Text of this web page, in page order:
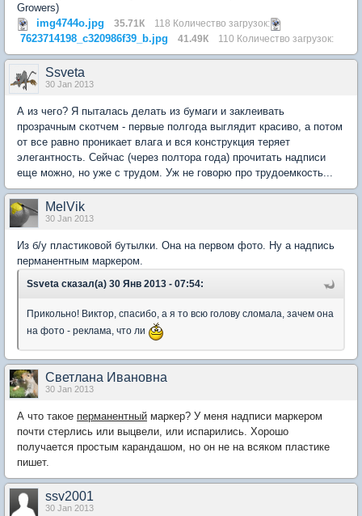
Growers)
img4744o.jpg
35.71К 118 Количество загрузок:
7623714198_c320986f39_b.jpg 41.49К 110 Количество загрузок:
Ssveta
30 Jan 2013
А из чего? Я пыталась делать из бумаги и заклеивать
прозрачным скотчем - первые полгода выглядит красиво, а потом
от все равно проникает влага и вся конструкция теряет
элегантность. Сейчас (через полтора года) прочитать надписи
еще можно, но уже с трудом. Уж не говорю про трудоемкость...
MelVik
30 Jan 2013
Из б/у пластиковой бутылки. Она на первом фото. Ну а надпись
перманентным маркером.
Ssveta сказал(а) 30 Янв 2013 - 07:54:
Прикольно! Виктор, спасибо, а я то всю голову сломала, зачем она
на фото - реклама, что ли
Светлана Ивановна
30 Jan 2013
А что такое перманентный маркер? У меня надписи маркером
почти стерлись или выцвели, или испарились. Хорошо
получается простым карандашом, но он не на всяком пластике
пишет.
ssv2001
30 Jan 2013